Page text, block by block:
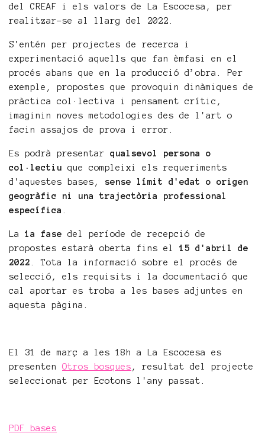
del CREAF i els valors de La Escocesa, per
realitzar-se al llarg del 2022.
S'entén per projectes de recerca i
experimentació aquells que fan èmfasi en el
procés abans que en la producció d’obra. Per
exemple, propostes que provoquin dinàmiques de
pràctica col·lectiva i pensament crític,
imaginin noves metodologies des de l'art o
facin assajos de prova i error.
Es podrà presentar qualsevol persona o
col·lectiu que compleixi els requeriments
d'aquestes bases, sense límit d'edat o origen
geogràfic ni una trajectòria professional
específica
La 1a fase del període de recepció de
propostes estarà oberta fins el 15 d'abril de
2022 . Tota la informació sobre el procés de
selecció, els requisits i la documentació que
cal aportar es troba a les bases adjuntes en
aquesta pàgina.
El 31 de març a les 18h a La Escocesa es
presenten Otros bosques , resultat del projecte
seleccionat per Ecotons l'any passat.
PDF bases